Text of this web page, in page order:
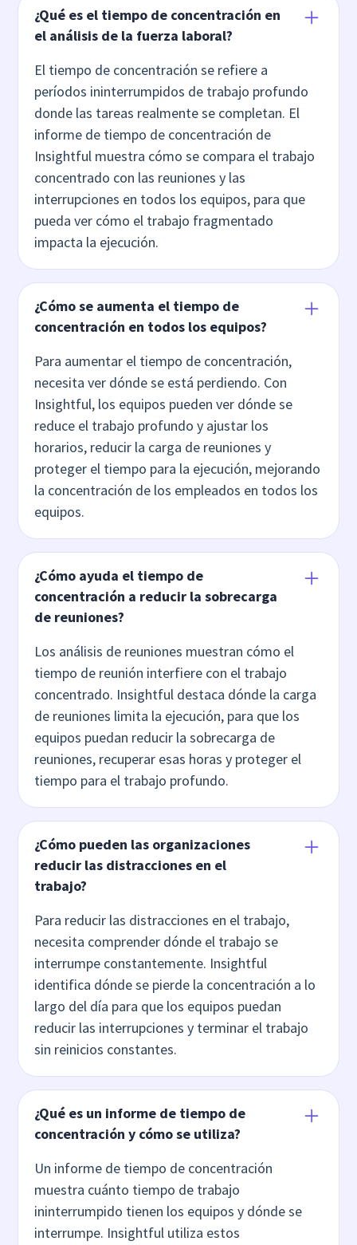
¿Qué es el tiempo de concentración en
el análisis de la fuerza laboral?
El tiempo de concentración se refiere a
períodos ininterrumpidos de trabajo profundo
donde las tareas realmente se completan. El
informe de tiempo de concentración de
Insightful muestra cómo se compara el trabajo
concentrado con las reuniones y las
interrupciones en todos los equipos, para que
pueda ver cómo el trabajo fragmentado
impacta la ejecución.
¿Cómo se aumenta el tiempo de
concentración en todos los equipos?
Para aumentar el tiempo de concentración,
necesita ver dónde se está perdiendo. Con
Insightful, los equipos pueden ver dónde se
reduce el trabajo profundo y ajustar los
horarios, reducir la carga de reuniones y
proteger el tiempo para la ejecución, mejorando
la concentración de los empleados en todos los
equipos.
¿Cómo ayuda el tiempo de
concentración a reducir la sobrecarga
de reuniones?
Los análisis de reuniones muestran cómo el
tiempo de reunión interfiere con el trabajo
concentrado. Insightful destaca dónde la carga
de reuniones limita la ejecución, para que los
equipos puedan reducir la sobrecarga de
reuniones, recuperar esas horas y proteger el
tiempo para el trabajo profundo.
¿Cómo pueden las organizaciones
reducir las distracciones en el
trabajo?
Para reducir las distracciones en el trabajo,
necesita comprender dónde el trabajo se
interrumpe constantemente. Insightful
identifica dónde se pierde la concentración a lo
largo del día para que los equipos puedan
reducir las interrupciones y terminar el trabajo
sin reinicios constantes.
¿Qué es un informe de tiempo de
concentración y cómo se utiliza?
Un informe de tiempo de concentración
muestra cuánto tiempo de trabajo
ininterrumpido tienen los equipos y dónde se
interrumpe. Insightful utiliza estos